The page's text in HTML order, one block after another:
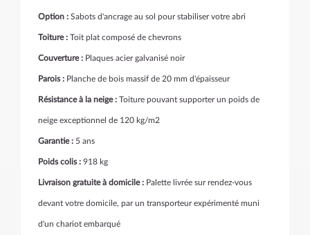
Option : Sabots d'ancrage au sol pour stabiliser votre abri
Toiture : Toit plat composé de chevrons
Couverture : Plaques acier galvanisé noir
Parois : Planche de bois massif de 20 mm d'épaisseur
Résistance à la neige : Toiture pouvant supporter un poids de
neige exceptionnel de 120 kg/m2
Garantie : 5 ans
Poids colis : 918 kg
Livraison gratuite à domicile : Palette livrée sur rendez-vous
devant votre domicile, par un transporteur expérimenté muni
d'un chariot embarqué